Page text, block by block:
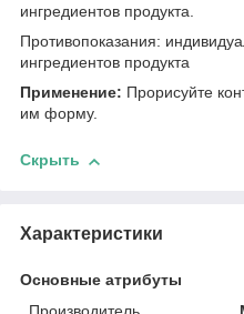
ингредиентов продукта.
Противопоказания:
ингредиентов продукта
Применение: Прорисуйте
им форму.
Скрыть
Характеристики
Основные атрибуты
Производитель